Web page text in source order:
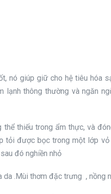
nó giúp giữ cho hệ tiêu hóa
lạnh thông thường và ngăn
thiếu trong ẩm thực, và
tỏi được bọc trong một lớp
đó nghiền nhỏ
da .Mùi thơm đặc trưng , nồng